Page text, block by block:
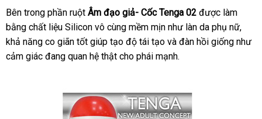
Tenga
02
chỉ
hàng
giả
Bên trong phần ruột Âm đạo giả- Cốc Tenga 02 cửa
hàng
được làm
bằng chất liệu Silicon vô cùng mềm mịn như làn da phụ nữđịa
chỉ
,
khả năng co giãn tốt giúp tạo độ tái tạo kiểm
tra
và đàn hồi giống như
cảm giác đang quan hệ thật cho phái mạnh.